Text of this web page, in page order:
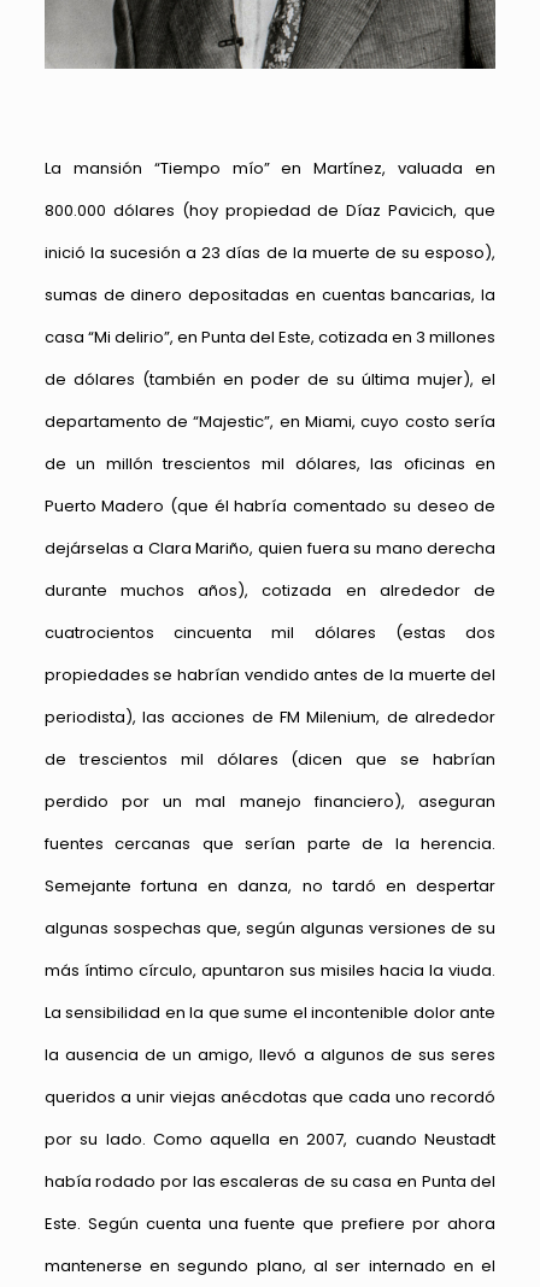
La mansión “Tiempo mío” en Martínez, valuada en
800.000 dólares (hoy propiedad de Díaz Pavicich, que
inició la sucesión a 23 días de la muerte de su esposo),
sumas de dinero depositadas en cuentas bancarias, la
casa “Mi delirio”, en Punta del Este, cotizada en 3 millones
de dólares (también en poder de su última mujer), el
departamento de “Majestic”, en Miami, cuyo costo sería
de un millón trescientos mil dólares, las oficinas en
Puerto Madero (que él habría comentado su deseo de
dejárselas a Clara Mariño, quien fuera su mano derecha
durante muchos años), cotizada en alrededor de
cuatrocientos cincuenta mil dólares (estas dos
propiedades se habrían vendido antes de la muerte del
periodista), las acciones de FM Milenium, de alrededor
de trescientos mil dólares (dicen que se habrían
perdido por un mal manejo financiero), aseguran
fuentes cercanas que serían parte de la herencia.
Semejante fortuna en danza, no tardó en despertar
algunas sospechas que, según algunas versiones de su
más íntimo círculo, apuntaron sus misiles hacia la viuda.
La sensibilidad en la que sume el incontenible dolor ante
la ausencia de un amigo, llevó a algunos de sus seres
queridos a unir viejas anécdotas que cada uno recordó
por su lado. Como aquella en 2007, cuando Neustadt
había rodado por las escaleras de su casa en Punta del
Este. Según cuenta una fuente que prefiere por ahora
mantenerse en segundo plano, al ser internado en el